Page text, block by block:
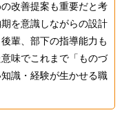
改善提案も重要だと考
を意識しながらの設計
輩、部下の指導能力も
味でこれまで「ものづ
識・経験が生かせる職